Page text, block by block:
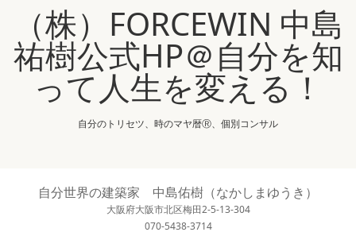
（株）FORCEWIN 中島
祐樹公式HP＠自分を知
って人生を変える！
自分のトリセツ、時のマヤ暦Ⓡ、個別コンサル
自分世界の建築家 中島佑樹（なかしまゆうき）
大阪府大阪市北区梅田2-5-13-304
070-5438-3714